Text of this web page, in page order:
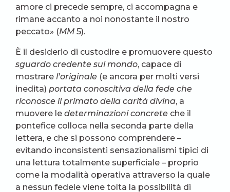
amore ci precede sempre, ci accompagna e
rimane accanto a noi nonostante il nostro
peccato» (MM 5).
È il desiderio di custodire e promuovere questo
sguardo credente sul mondo, capace di
mostrare l’originale (e ancora per molti versi
inedita) portata conoscitiva della fede che
riconosce il primato della carità divina, a
muovere le determinazioni concrete che il
pontefice colloca nella seconda parte della
lettera, e che si possono comprendere –
evitando inconsistenti sensazionalismi tipici di
una lettura totalmente superficiale – proprio
come la modalità operativa attraverso la quale
a nessun fedele viene tolta la possibilità di